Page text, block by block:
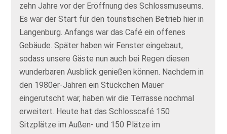
zehn Jahre vor der Eröffnung des Schlossmuseums.
Es war der Start für den touristischen Betrieb hier in
Langenburg. Anfangs war das Café ein offenes
Gebäude. Später haben wir Fenster eingebaut,
sodass unsere Gäste nun auch bei Regen diesen
wunderbaren Ausblick genießen können. Nachdem in
den 1980er-Jahren ein Stückchen Mauer
eingerutscht war, haben wir die Terrasse nochmal
erweitert. Heute hat das Schlosscafé 150
Sitzplätze im Außen- und 150 Plätze im